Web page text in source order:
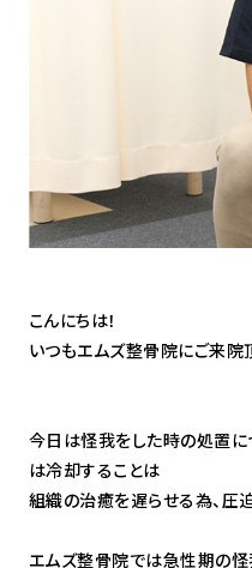
こんにちは！
いつもエムズ整骨院にご来院
今日は怪我をした時の処置に
は冷却することは
組織の治癒を遅らせる為、圧
エムズ整骨院では急性期の怪